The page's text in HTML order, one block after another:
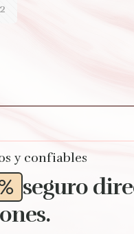
2
seguro
y confiables